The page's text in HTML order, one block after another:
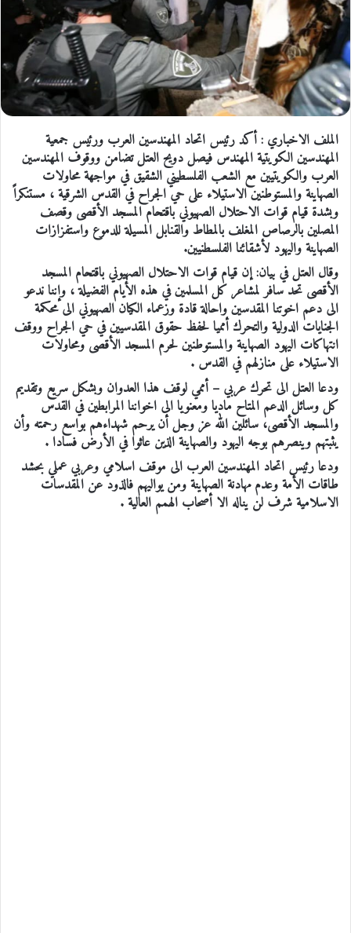
الملف الاخباري : أكد رئيس اتحاد المهندسين العرب ورئيس جمعية
المهندسين الكويتية المهندس فيصل دويح العتل تضامن ووقوف المهندسين
العرب والكويتيين مع الشعب الفلسطيني الشقيق في مواجهة محاولات
الصهاينة والمستوطنين الاستيلاء على حي الجراح في القدس الشرقية ، مستنكراً
وبشدة قيام قوات الاحتلال الصهيوني باقتحام المسجد الأقصى وقصف
المصلين بالرصاص المغلف بالمطاط والقنابل المسيلة للدموع واستفزازات
الصهاينة واليهود لأشقائنا الفلسطنيين.
وقال العتل في بيان: إن قيام قوات الاحتلال الصهيوني باقتحام المسجد
الأقصى تحد سافر لمشاعر كل المسلمين في هذه الأيام الفضيلة ، وإننا ندعو
الى دعم اخوتنا المقدسين واحالة قادة وزعماء الكيان الصهيوني الى محكمة
الجنايات الدولية والتحرك أمميا لحفظ حقوق المقدسيين في حي الجراح ووقف
انتهاكات اليهود الصهاينة والمستوطنين لحرم المسجد الأقصى ومحاولات
الاستيلاء على منازلهم في القدس .
ودعا العتل الى تحرك عربي – أممي لوقف هذا العدوان وبشكل سريع وتقديم
كل وسائل الدعم المتاح ماديا ومعنويا الى اخواننا المرابطين في القدس
والمسجد الأقصى، سائلين الله عز وجل أن يرحم شهداءهم بواسع رحمته وأن
يثبتهم وينصرهم بوجه اليهود والصهاينة الذين عاثوا في الأرض فسادا .
ودعا رئيس اتحاد المهندسين العرب الى موقف اسلامي وعربي عملي بحشد
طاقات الأمة وعدم مهادنة الصهاينة ومن يواليهم فالذود عن المقدسات
الاسلامية شرف لن يناله الا أصحاب الهمم العالية .